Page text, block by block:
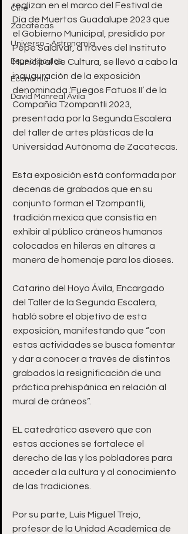
Cine
Zacatecas
Universo - Astronomía
Espectáculos
Economía
David Monreal Ávila
realizan en el marco del Festival de
Día de Muertos Guadalupe 2023 que
el Gobierno Municipal, presidido por
Pepe Saldívar, a través del Instituto
Municipal de Cultura, se llevó a cabo la
inauguración de la exposición
denominada ‘Fuegos Fatuos II’ de la
Compañía Tzompantli 2023,
presentada por la Segunda Escalera
del taller de artes plásticas de la
Universidad Autónoma de Zacatecas.
Esta exposición está conformada por
decenas de grabados que en su
conjunto forman el Tzompantli,
tradición mexica que consistía en
exhibir al público cráneos humanos
colocados en hileras en altares a
manera de homenaje para los dioses.
Catarino del Hoyo Ávila, Encargado
del Taller de la Segunda Escalera,
habló sobre el objetivo de esta
exposición, manifestando que “con
estas actividades se busca fomentar
y dar a conocer a través de distintos
grabados la resignificación de una
práctica prehispánica en relación al
mural de cráneos”.
EL catedrático aseveró que con
estas acciones se fortalece el
derecho de las y los pobladores para
acceder a la cultura y al conocimiento
de las tradiciones.
Por su parte, Luis Miguel Trejo,
profesor de la Unidad Académica de